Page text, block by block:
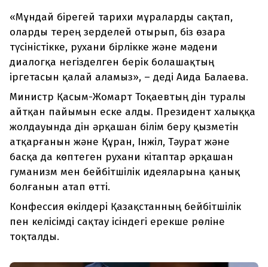
«Мұндай бірегей тарихи мұраларды сақтап,
оларды терең зерделей отырып, біз өзара
түсіністікке, рухани бірлікке және мәдени
диалогқа негізделген берік болашақтың
іргетасын қалай аламыз», – деді Аида Балаева.
Министр Қасым-Жомарт Тоқаевтың дін туралы
айтқан пайымын еске алды. Президент халыққа
жолдауында дін әрқашан білім беру қызметін
атқарғанын және Құран, Інжіл, Тәурат және
басқа да көптеген рухани кітаптар әрқашан
гуманизм мен бейбітшілік идеяларына қанық
болғанын атап өтті.
Конфессия өкілдері Қазақстанның бейбітшілік
пен келісімді сақтау ісіндегі ерекше рөліне
тоқталды.